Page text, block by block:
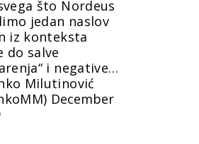
što Nordeus
jedan naslov
iz konteksta
do salve
i negative…
Milutinović
December